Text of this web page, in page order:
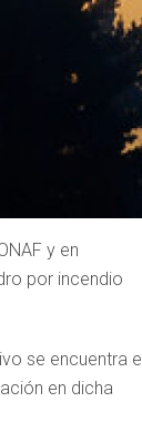
y en
por incendio
se encuentra
en dicha